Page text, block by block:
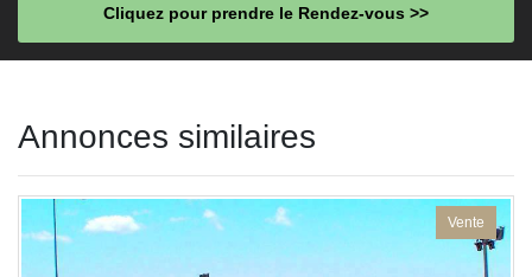
Cliquez pour prendre le Rendez-vous >>
should
Annonces similaires
Vente